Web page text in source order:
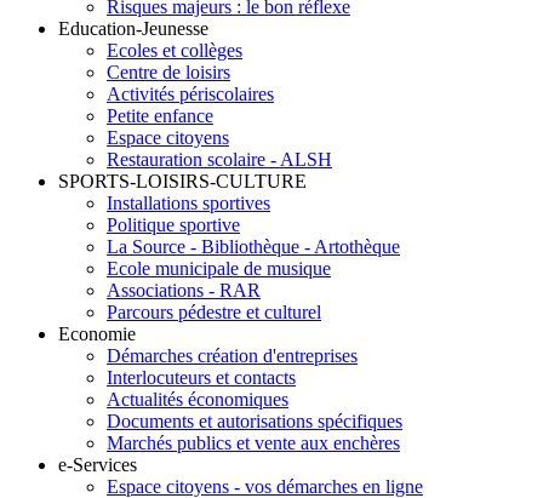
Risques majeurs : le bon réflexe
Education-Jeunesse
Ecoles et collèges
Centre de loisirs
Activités périscolaires
Petite enfance
Espace citoyens
Restauration scolaire - ALSH
SPORTS-LOISIRS-CULTURE
Installations sportives
Politique sportive
La Source - Bibliothèque - Artothèque
Ecole municipale de musique
Associations - RAR
Parcours pédestre et culturel
Economie
Démarches création d'entreprises
Interlocuteurs et contacts
Actualités économiques
Documents et autorisations spécifiques
Marchés publics et vente aux enchères
e-Services
Espace citoyens - vos démarches en ligne